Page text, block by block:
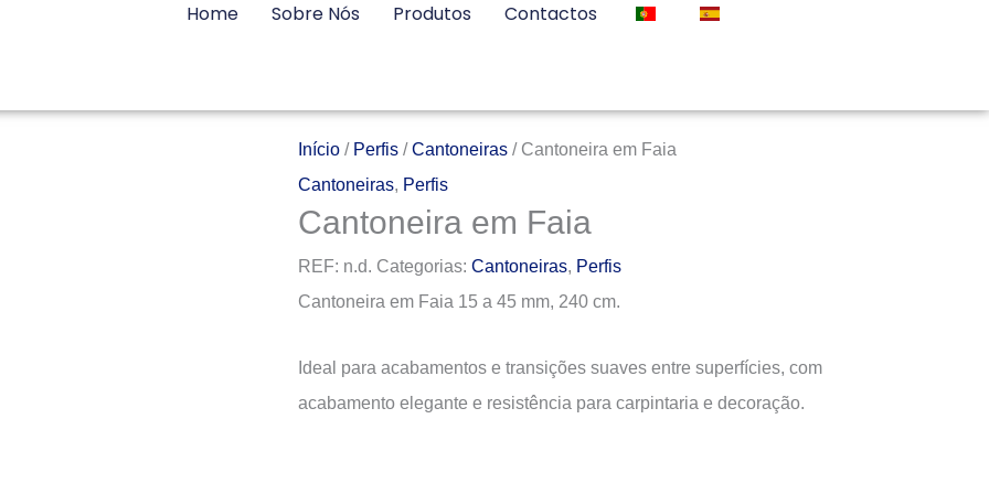
Home Sobre Nós Produtos Contactos
Início/ Perfis/Cantoneiras/ Cantoneira em Faia
Cantoneiras, Perfis
Cantoneira em Faia
REF: n.d. Categorias: Cantoneiras, Perfis
Cantoneira em Faia 15 a 45 mm, 240 cm.
Ideal para acabamentos e transições suaves entre superfícies, com
acabamento elegante e resistência para carpintaria e decoração.